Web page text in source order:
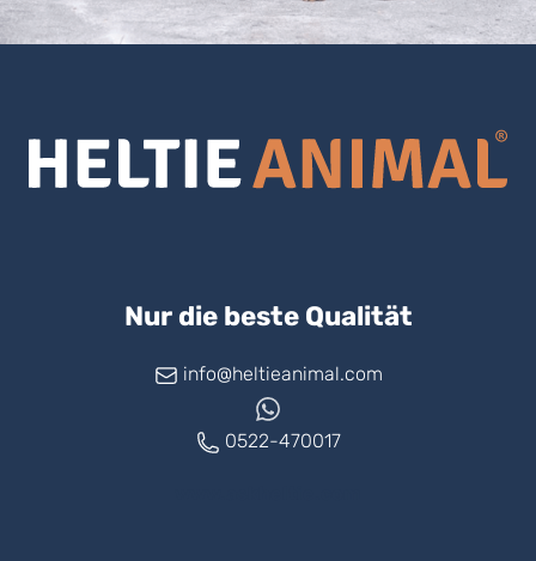
Nur die beste Qualität
info@heltieanimal.com
0522-470017